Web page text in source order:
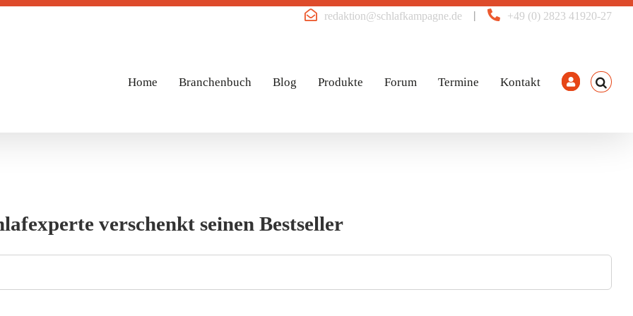
+49 (0) 2823 41920-27
|
redaktion@schlafkampagne.de
Home Branchenbuch Blog Produkte Forum Termine Kontakt
verschenkt seinen Bestseller